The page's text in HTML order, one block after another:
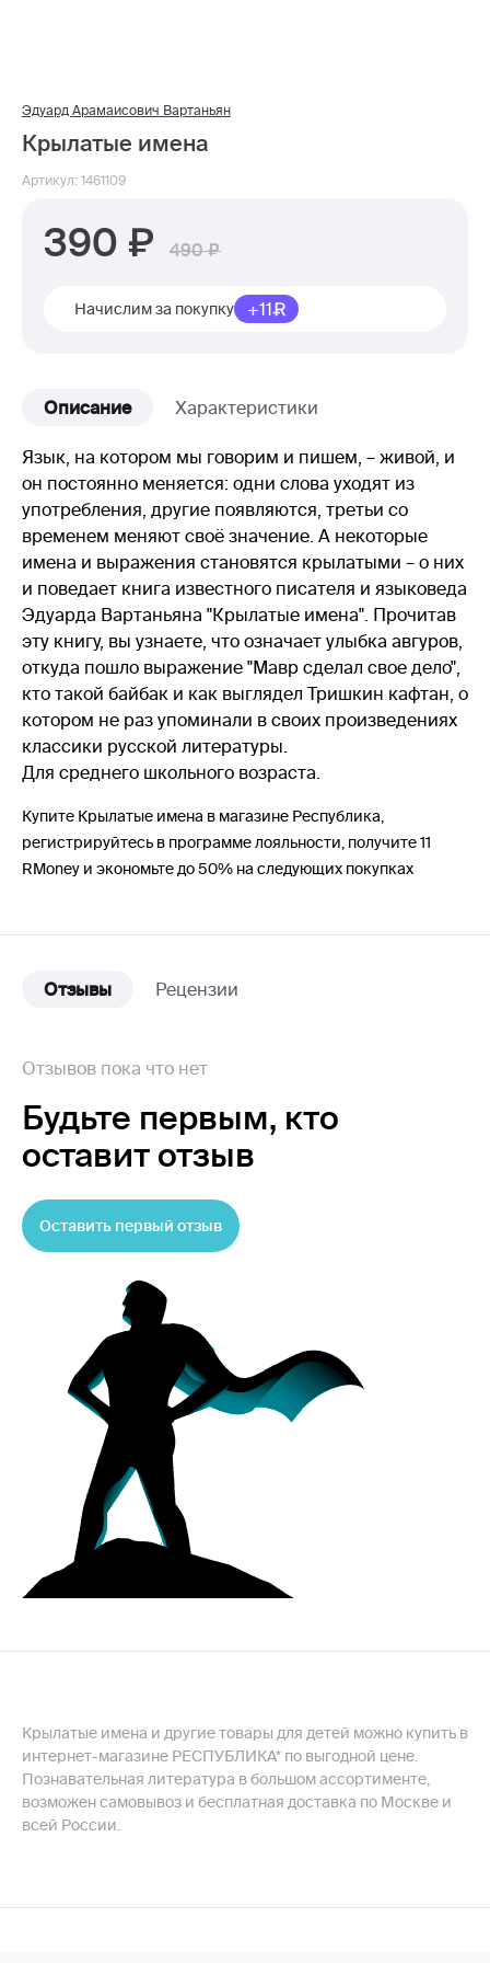
Эдуард Арамаисович Вартаньян
Крылатые имена
Артикул: 1461109
390 490
Начислим за покупку +11
Описание Характеристики
Язык, на котором мы говорим и пишем, – живой, и
он постоянно меняется: одни слова уходят из
употребления, другие появляются, третьи со
временем меняют своё значение. А некоторые
имена и выражения становятся крылатыми – о них
и поведает книга известного писателя и языковеда
Эдуарда Вартаньяна "Крылатые имена". Прочитав
эту книгу, вы узнаете, что означает улыбка авгуров,
откуда пошло выражение "Мавр сделал свое дело",
кто такой байбак и как выглядел Тришкин кафтан, о
котором не раз упоминали в своих произведениях
классики русской литературы.
Для среднего школьного возраста.
Купите Крылатые имена в магазине Республика,
регистрируйтесь в программе лояльности, получите 11
RMoney и экономьте до 50% на следующих покупках
Отзывы Рецензии
Отзывов пока что нет
Будьте первым, кто
оставит отзыв
Оставить первый отзыв
Крылатые имена и другие товары для детей можно купить в
интернет-магазине РЕСПУБЛИКА* по выгодной цене.
Познавательная литература в большом ассортименте,
возможен самовывоз и бесплатная доставка по Москве и
всей России.